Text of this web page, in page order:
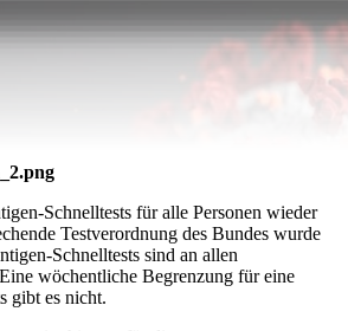
Schnelltests für alle Personen wieder
Testverordnung des Bundes wurde
Schnelltests sind an allen
wöchentliche Begrenzung für eine
gibt es nicht.